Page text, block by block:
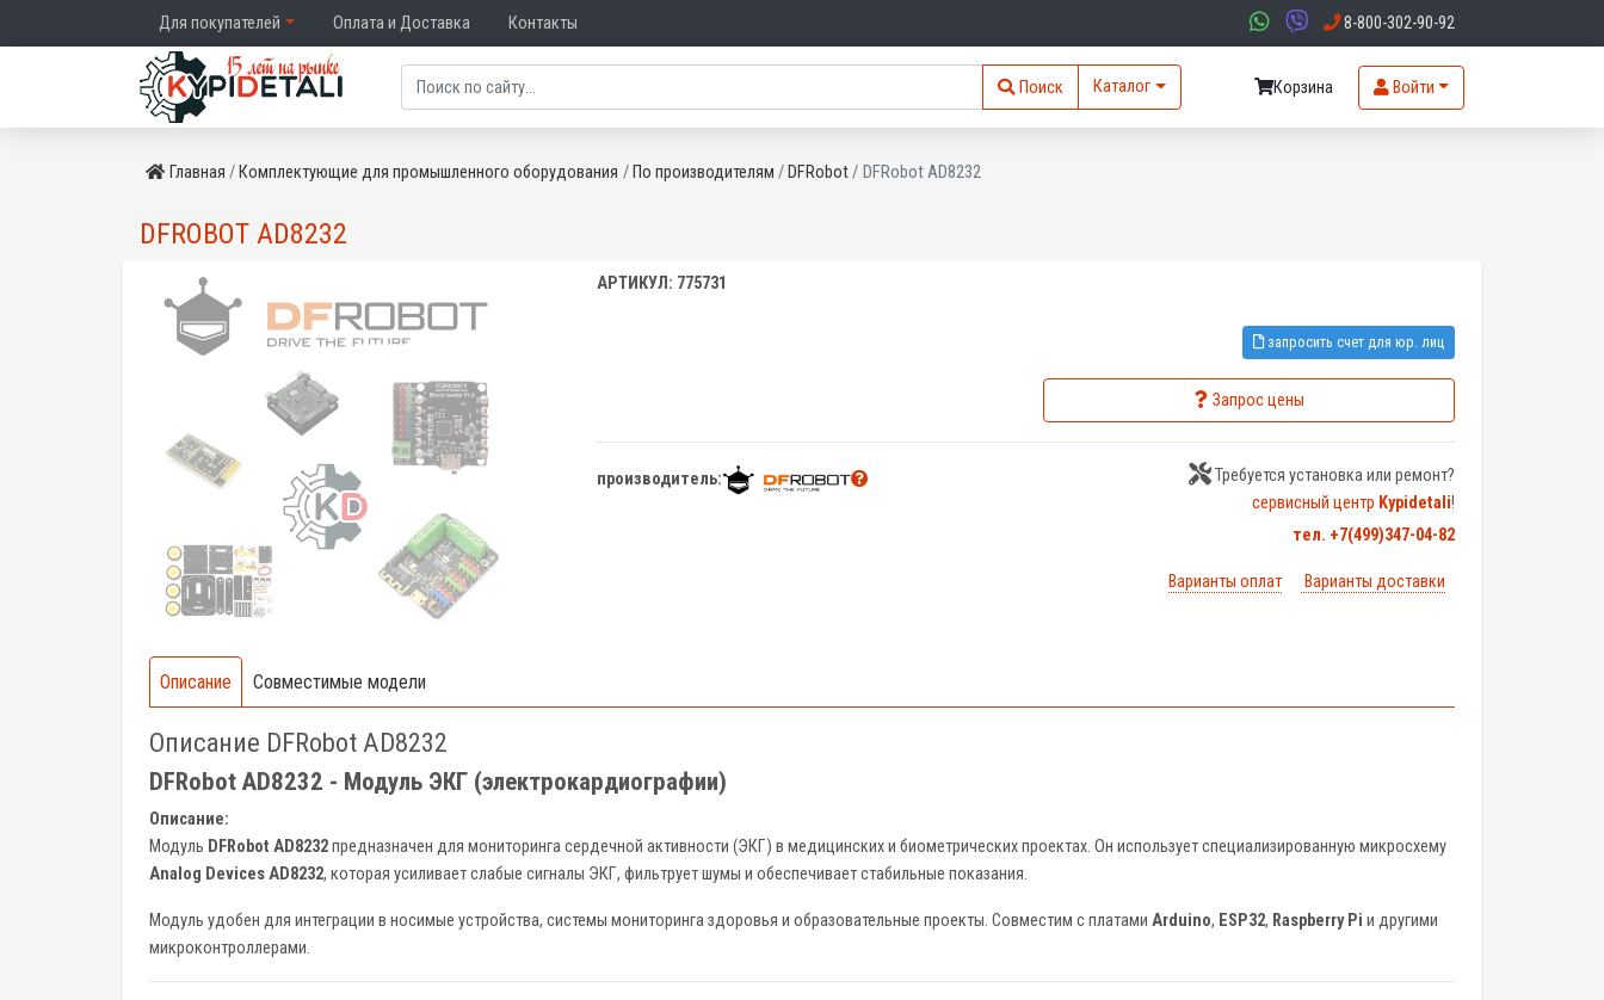
Для покупателей Оплата и Доставка Контакты 8-800-302-90-92
Поиск Каталог Корзина Войти
Главная Комплектующие для промышленного оборудования По производителям DFRobot DFRobot AD8232
DFROBOT AD8232
АРТИКУЛ: 775731
запросить счет для юр. лиц
Запрос цены
производитель:
Требуется установка или ремонт?
сервисный центр Kypidetali!
тел. +7(499)347-04-82
Варианты оплат Варианты доставки
Описание Совместимые модели
Описание DFRobot AD8232
DFRobot AD8232 - Модуль ЭКГ (электрокардиографии)
Описание:
Модуль DFRobot AD8232предназначен для мониторинга сердечной активности (ЭКГ) в медицинских и биометрических проектах. Он использует специализированную микросхему
Analog Devices AD8232, которая усиливает слабые сигналы ЭКГ, фильтрует шумы и обеспечивает стабильные показания.
Модуль удобен для интеграции в носимые устройства, системы мониторинга здоровья и образовательные проекты. Совместим с платами Arduino, ESP32, Raspberry Pi и другими
микроконтроллерами.